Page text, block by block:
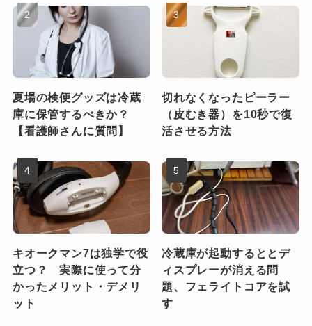
夏場の検便グッズは冷蔵
庫に保管するべきか？
【看護師さんに質問】
切れなくなったピーラー
（皮むき器）を10秒で復
活させる方法
キオークマン7は独学で役
立つ？ 実際に使って分
かったメリット・デメリ
ット
冷蔵庫が起動するととデ
ィスプレーが消える問
題、フェライトコアを試
す